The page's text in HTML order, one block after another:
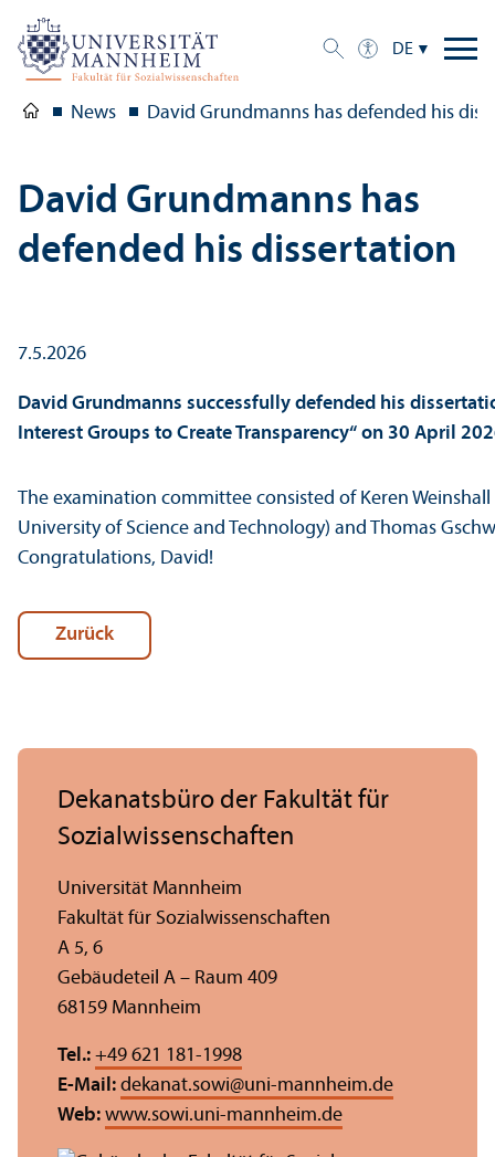
DE
News David Grundmanns has defended his
David Grundmanns has
defended his dissertation
7.5.2026
David Grundmanns successfully defended his
Interest Groups to Create Trans­parency“ on 30 April
The examination committee consisted of Keren
University of Science and Technology) and Thomas
Congratulations, David!
Zurück
Dekanatsbüro der Fakultät für
Sozial­wissenschaften
Universität Mannheim
Fakultät für Sozial­wissenschaften
A 5, 6
Gebäudeteil A – Raum 409
68159 Mannheim
Tel.: +49 621 181-1998
E-Mail: dekanat.sowi@uni-mannheim.de
Web: www.sowi.uni-mannheim.de